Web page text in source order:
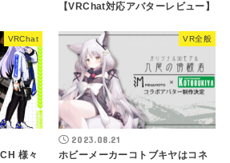
【VRChat対応アバターレビュー】
VRChat
様々
VR全般
2023.08.21
ホビーメーカーコトブキヤはコネ